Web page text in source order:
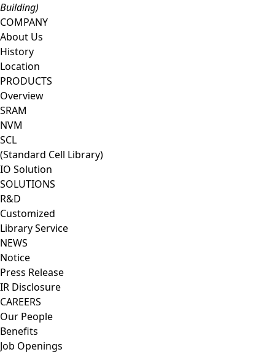
Building)
COMPANY
About Us
History
Location
PRODUCTS
Overview
SRAM
NVM
SCL
(Standard Cell Library)
IO Solution
SOLUTIONS
R&D
Customized
Library Service
NEWS
Notice
Press Release
IR Disclosure
CAREERS
Our People
Benefits
Job Openings